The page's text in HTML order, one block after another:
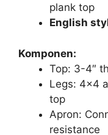
plank top
English
Komponen:
Top: 3-4″
Legs: 4×4
top
Apron:
resistance